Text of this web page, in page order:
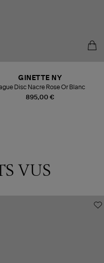
895,00 €
GINETTE NY
Disc Nacre Rose Or Blanc
VUS